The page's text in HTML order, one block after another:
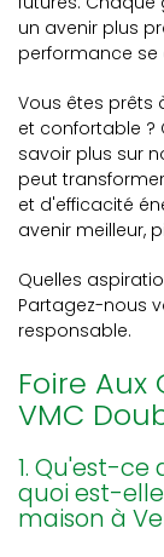
un avenir plus
performance
Vous êtes prêts
et confortable ?
savoir plus sur
peut
et d'efficacité
avenir meilleur,
Quelles
Partagez-nous
responsable.
Foire Aux
VMC
1. Qu'est-
quoi est-
maison à